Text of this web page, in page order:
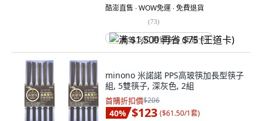
酷澎直售 ∙ WOW免運 ∙ 免費退貨
(73)
满 $1,500 再省 $75 (王道卡)
minono 米諾諾 PPS高玻筷加長型筷子
組, 5雙筷子, 深灰色, 2組
首購折扣價$206
40% $123 ($61.50/1套)